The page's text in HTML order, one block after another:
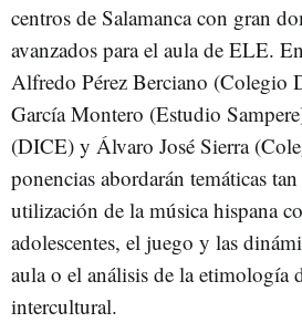
centros de Salamanca con gran
avanzados para el aula de ELE.
Alfredo Pérez Berciano (Colegio
García Montero (Estudio
(DICE) y Álvaro José Sierra
ponencias abordarán temáticas
utilización de la música hispana
adolescentes, el juego y las
aula o el análisis de la etimología
intercultural.